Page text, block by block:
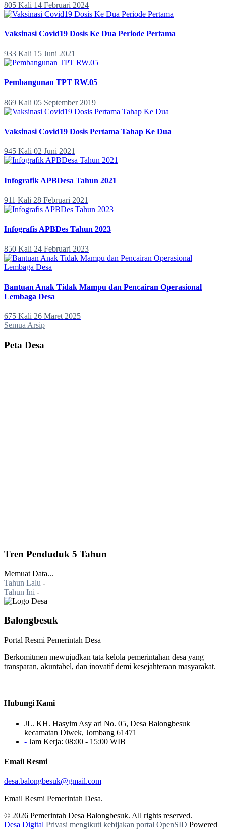
805 Kali 14 Februari 2024
Vaksinasi Covid19 Dosis Ke Dua Periode Pertama
933 Kali 15 Juni 2021
Pembangunan TPT RW.05
869 Kali 05 September 2019
Vaksinasi Covid19 Dosis Pertama Tahap Ke Dua
945 Kali 02 Juni 2021
Infografik APBDesa Tahun 2021
911 Kali 28 Februari 2021
Infografis APBDes Tahun 2023
850 Kali 24 Februari 2023
Bantuan Anak Tidak Mampu dan Pencairan Operasional
Lembaga Desa
675 Kali 26 Maret 2025
Semua Arsip
Peta Desa
Tren Penduduk 5 Tahun
Memuat Data...
Tahun Lalu -
Tahun Ini -
Balongbesuk
Portal Resmi Pemerintah Desa
Berkomitmen mewujudkan tata kelola pemerintahan desa yang
transparan, akuntabel, dan inovatif demi kesejahteraan masyarakat.
Hubungi Kami
JL. KH. Hasyim Asy ari No. 05, Desa Balongbesuk
kecamatan Diwek, Jombang 61471
- Jam Kerja: 08:00 - 15:00 WIB
Email Resmi
desa.balongbesuk@gmail.com
Email Resmi Pemerintah Desa.
© 2026 Pemerintah Desa Balongbesuk. All rights reserved.
Desa Digital Privasi mengikuti kebijakan portal OpenSID Powered